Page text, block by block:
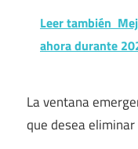
Leer también
ahora durante
La ventana
que desea